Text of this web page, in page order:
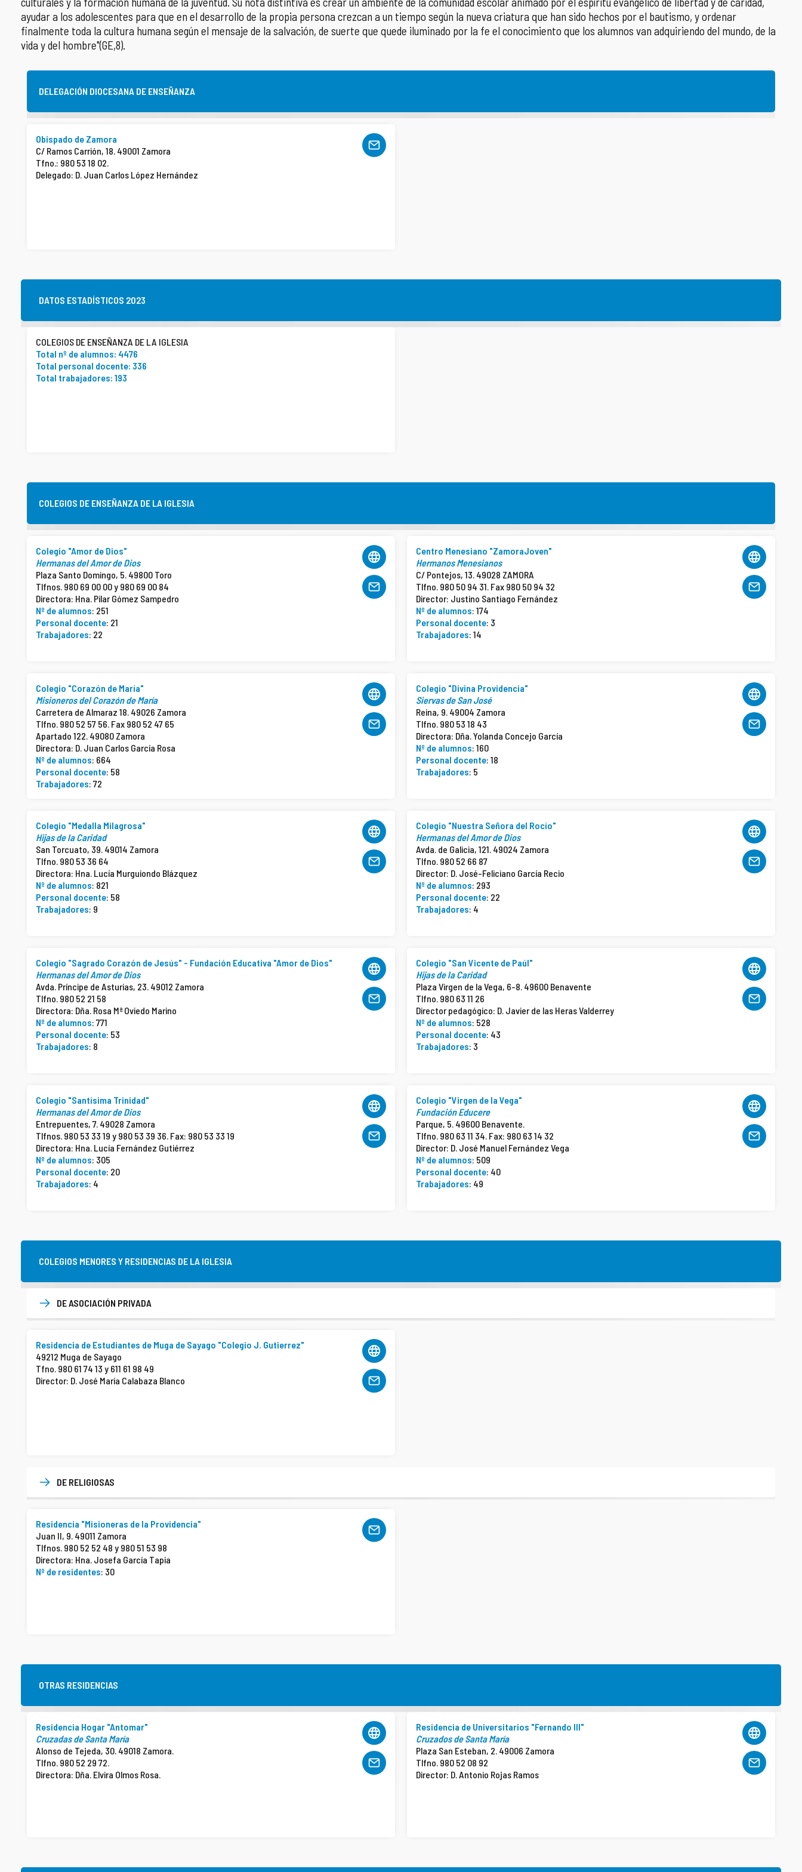
ayudar a los adolescentes para que en el desarrollo de la propia persona crezcan a un tiempo según la nueva criatura que han sido hechos por el bautismo, y ordenar
finalmente toda la cultura humana según el mensaje de la salvación, de suerte que quede iluminado por la fe el conocimiento que los alumnos van adquiriendo del mundo, de la
vida y del hombre"(GE,8).
DELEGACIÓN DIOCESANA DE ENSEÑANZA
Obispado de Zamora
C/ Ramos Carrión, 18. 49001 Zamora
Tfno.: 980 53 18 02.
Delegado: D. Juan Carlos López Hernández
DATOS ESTADÍSTICOS 2023
COLEGIOS DE ENSEÑANZA DE LA IGLESIA
Total nº de alumnos: 4476
Total personal docente: 336
Total trabajadores: 193
COLEGIOS DE ENSEÑANZA DE LA IGLESIA
Colegio "Amor de Dios"
Hermanas del Amor de Dios
Plaza Santo Domingo, 5. 49800 Toro
Tlfnos. 980 69 00 00 y 980 69 00 84
Directora: Hna. Pilar Gómez Sampedro
Nº de alumnos: 251
Personal docente: 21
Trabajadores: 22
Centro Menesiano "ZamoraJoven"
Hermanos Menesianos
C/ Pontejos, 13. 49028 ZAMORA
Tlfno. 980 50 94 31. Fax 980 50 94 32
Director: Justino Santiago Fernández
Nº de alumnos: 174
Personal docente: 3
Trabajadores: 14
Colegio "Corazón de María"
Misioneros del Corazón de María
Carretera de Almaraz 18. 49026 Zamora
Tlfno. 980 52 57 56. Fax 980 52 47 65
Apartado 122. 49080 Zamora
Directora: D. Juan Carlos García Rosa
Nº de alumnos: 664
Personal docente: 58
Trabajadores: 72
Colegio "Divina Providencia"
Siervas de San José
Reina, 9. 49004 Zamora
Tlfno. 980 53 18 43
Directora: Dña. Yolanda Concejo García
Nº de alumnos: 160
Personal docente: 18
Trabajadores: 5
Colegio "Medalla Milagrosa"
Hijas de la Caridad
San Torcuato, 39. 49014 Zamora
Tlfno. 980 53 36 64
Directora: Hna. Lucía Murguiondo Blázquez
Nº de alumnos: 821
Personal docente: 58
Trabajadores: 9
Colegio "Nuestra Señora del Rocío"
Hermanas del Amor de Dios
Avda. de Galicia, 121. 49024 Zamora
Tlfno. 980 52 66 87
Director: D. José-Feliciano García Recio
Nº de alumnos: 293
Personal docente: 22
Trabajadores: 4
Colegio "Sagrado Corazón de Jesús" - Fundación Educativa "Amor de Dios"
Hermanas del Amor de Dios
Avda. Príncipe de Asturias, 23. 49012 Zamora
Tlfno. 980 52 21 58
Directora: Dña. Rosa Mª Oviedo Marino
Nº de alumnos: 771
Personal docente: 53
Trabajadores: 8
Colegio "San Vicente de Paúl"
Hijas de la Caridad
Plaza Virgen de la Vega, 6-8. 49600 Benavente
Tlfno. 980 63 11 26
Director pedagógico: D. Javier de las Heras Valderrey
Nº de alumnos: 528
Personal docente: 43
Trabajadores: 3
Colegio "Santísima Trinidad"
Hermanas del Amor de Dios
Entrepuentes, 7. 49028 Zamora
Tlfnos. 980 53 33 19 y 980 53 39 36. Fax: 980 53 33 19
Directora: Hna. Lucía Fernández Gutiérrez
Nº de alumnos: 305
Personal docente: 20
Trabajadores: 4
Colegio "Virgen de la Vega"
Fundación Educere
Parque, 5. 49600 Benavente.
Tlfno. 980 63 11 34. Fax: 980 63 14 32
Director: D. José Manuel Fernández Vega
Nº de alumnos: 509
Personal docente: 40
Trabajadores: 49
COLEGIOS MENORES Y RESIDENCIAS DE LA IGLESIA
DE ASOCIACIÓN PRIVADA
Residencia de Estudiantes de Muga de Sayago "Colegio J. Gutierrez"
49212 Muga de Sayago
Tfno. 980 61 74 13 y 611 61 98 49
Director: D. José María Calabaza Blanco
DE RELIGIOSAS
Residencia "Misioneras de la Providencia"
Juan II, 9. 49011 Zamora
Tlfnos. 980 52 52 48 y 980 51 53 98
Directora: Hna. Josefa García Tapia
Nº de residentes: 30
OTRAS RESIDENCIAS
Residencia Hogar "Antomar"
Cruzadas de Santa María
Alonso de Tejeda, 30. 49018 Zamora.
Tlfno. 980 52 29 72.
Directora: Dña. Elvira Olmos Rosa.
Residencia de Universitarios "Fernando III"
Cruzados de Santa María
Plaza San Esteban, 2. 49006 Zamora
Tlfno. 980 52 08 92
Director: D. Antonio Rojas Ramos
COMPLIANCE
DOCTRINA DE LA IGLESIA
RENDICIÓN CUENTAS ENTIDADES RELIGIOSAS
PREGUNTAS FRECUENTES
PASTORAL SAMARITANA
CENTROS SOCIALES
VIDA CONSAGRADA
IMÁGENES
VÍDEOS